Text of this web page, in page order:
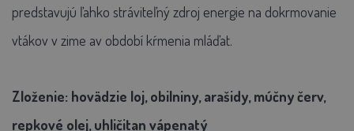
predstavujú ľahko stráviteľný zdroj energie na dokrmovanie
vtákov v zime av období kŕmenia mláďat.
Zloženie: hovädzie loj, obilniny, arašidy, múčny červ,
repkové olej, uhličitan vápenatý